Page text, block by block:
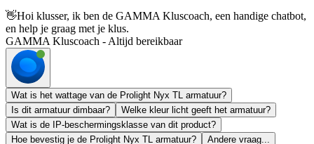
👋Hoi klusser, ik ben de GAMMA Kluscoach, een handige chatbot,
en help je graag met je klus.
GAMMA Kluscoach - Altijd bereikbaar
Wat is het wattage van de Prolight Nyx TL armatuur?
Is dit armatuur dimbaar?
Welke kleur licht geeft het armatuur?
Wat is de IP-beschermingsklasse van dit product?
Hoe bevestig je de Prolight Nyx TL armatuur?
Andere vraag...